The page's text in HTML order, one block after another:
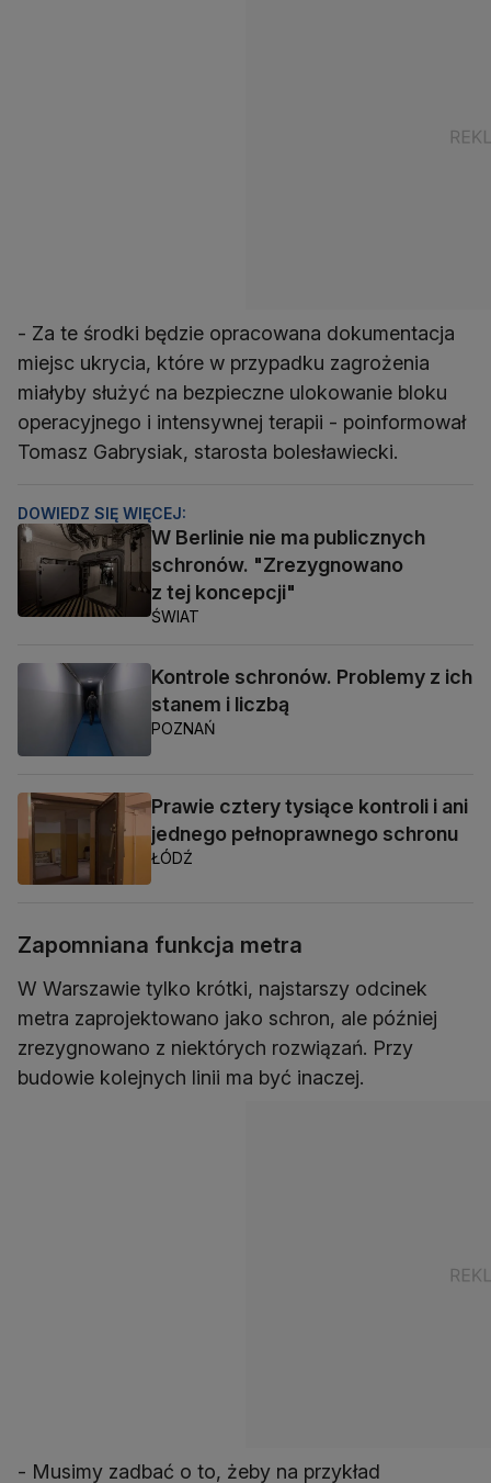
- Za te środki będzie opracowana dokumentacja
miejsc ukrycia, które w przypadku zagrożenia
miałyby służyć na bezpieczne ulokowanie bloku
operacyjnego i intensywnej terapii - poinformował
Tomasz Gabrysiak, starosta bolesławiecki.
DOWIEDZ SIĘ WIĘCEJ:
W Berlinie nie ma publicznych
schronów. "Zrezygnowano
z tej koncepcji"
ŚWIAT
Kontrole schronów. Problemy z ich
stanem i liczbą
POZNAŃ
Prawie cztery tysiące kontroli i ani
jednego pełnoprawnego schronu
ŁÓDŹ
Zapomniana funkcja metra
W Warszawie tylko krótki, najstarszy odcinek
metra zaprojektowano jako schron, ale później
zrezygnowano z niektórych rozwiązań. Przy
budowie kolejnych linii ma być inaczej.
- Musimy zadbać o to, żeby na przykład